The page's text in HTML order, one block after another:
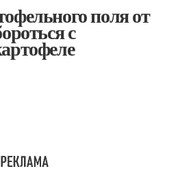
поля от
с